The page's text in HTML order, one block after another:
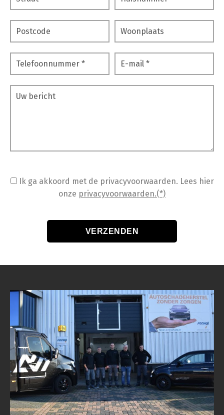
Ik ga akkoord met de privacyvoorwaarden. Lees hier
onze privacyvoorwaarden.(*)